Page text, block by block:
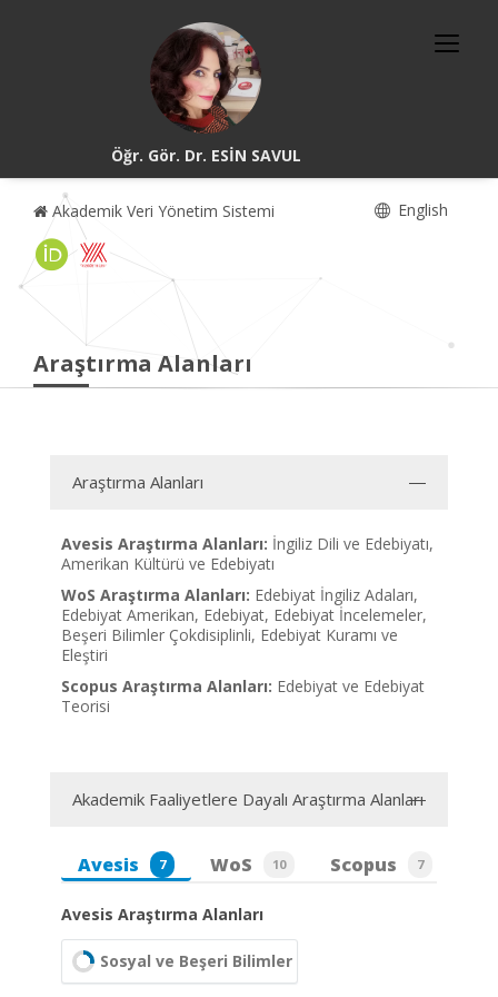
Öğr. Gör. Dr. ESİN SAVUL
Akademik Veri Yönetim Sistemi English
Araştırma Alanları
Araştırma Alanları
Avesis Araştırma Alanları: İngiliz Dili ve Edebiyatı,
Amerikan Kültürü ve Edebiyatı
WoS Araştırma Alanları: Edebiyat İngiliz Adaları,
Edebiyat Amerikan, Edebiyat, Edebiyat İncelemeler,
Beşeri Bilimler Çokdisiplinli, Edebiyat Kuramı ve
Eleştiri
Scopus Araştırma Alanları: Edebiyat ve Edebiyat
Teorisi
Akademik Faaliyetlere Dayalı Araştırma Alanları
Avesis 7 WoS 10 Scopus 7
Avesis Araştırma Alanları
Sosyal ve Beşeri Bilimler